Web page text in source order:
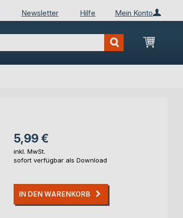
Mein Konto
Newsletter Hilfe
Mein
5,99 €
inkl. MwSt.
sofort verfügbar als Download
IN DEN WARENKORB